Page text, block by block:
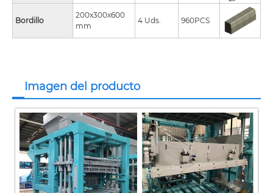
Bordillo
200x300x600
mm
4 Uds. 960PCS
Imagen del producto